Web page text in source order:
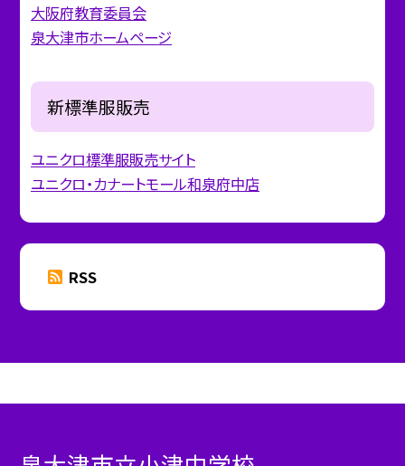
大阪府教育委員会
泉大津市ホームページ
新標準服販売
ユニクロ標準服販売サイト
ユニクロ・カナートモール和泉府中店
RSS